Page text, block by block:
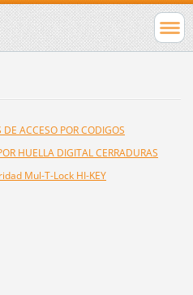
DE ACCESO POR CODIGOS
HUELLA DIGITAL CERRADURAS
Mul-T-Lock HI-KEY